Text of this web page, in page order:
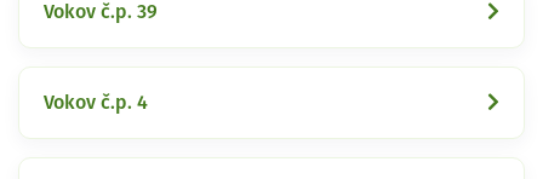
Vokov č.p. 39
Vokov č.p. 4